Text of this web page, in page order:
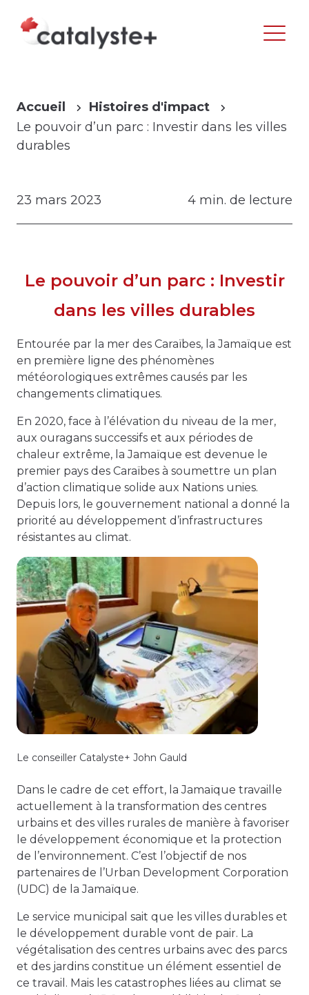
Accueil
Histoires d'impact
Le pouvoir d’un parc : Investir dans les villes
durables
23 mars 2023 4 min. de lecture
Le pouvoir d’un parc : Investir
dans les villes durables
Entourée par la mer des Caraïbes, la Jamaïque est
en première ligne des phénomènes
météorologiques extrêmes causés par les
changements climatiques.
En 2020, face à l’élévation du niveau de la mer,
aux ouragans successifs et aux périodes de
chaleur extrême, la Jamaïque est devenue le
premier pays des Caraïbes à soumettre un plan
d’action climatique solide aux Nations unies.
Depuis lors, le gouvernement national a donné la
priorité au développement d’infrastructures
résistantes au climat.
Le conseiller Catalyste+ John Gauld
Dans le cadre de cet effort, la Jamaïque travaille
actuellement à la transformation des centres
urbains et des villes rurales de manière à favoriser
le développement économique et la protection
de l’environnement. C’est l’objectif de nos
partenaires de l’Urban Development Corporation
(UDC) de la Jamaïque.
Le service municipal sait que les villes durables et
le développement durable vont de pair. La
végétalisation des centres urbains avec des parcs
et des jardins constitue un élément essentiel de
ce travail. Mais les catastrophes liées au climat se